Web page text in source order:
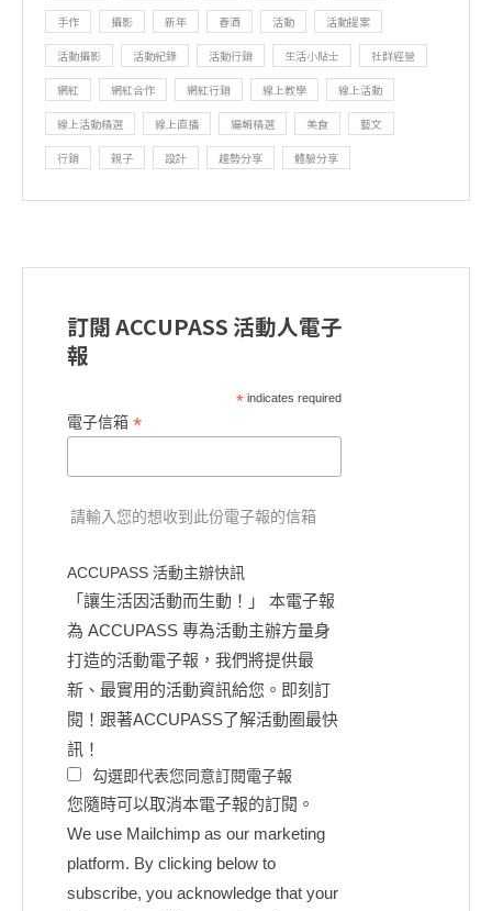
手作 攝影 新年 春酒 活動 活動提案
活動攝影 活動紀錄 活動行銷 生活小貼士 社群經營
網紅 網紅合作 網紅行銷 線上教學 線上活動
線上活動精選 線上直播 編輯精選 美食 藝文
行銷 親子 設計 趨勢分享 體驗分享
訂閱 ACCUPASS 活動人電子
報
*indicates required
電子信箱 *
請輸入您的想收到此份電子報的信箱
ACCUPASS 活動主辦快訊
「讓生活因活動而生動！」 本電子報
為 ACCUPASS 專為活動主辦方量身
打造的活動電子報，我們將提供最
新、最實用的活動資訊給您。即刻訂
閱！跟著ACCUPASS了解活動圈最快
訊！
勾選即代表您同意訂閱電子報
您隨時可以取消本電子報的訂閱。
We use Mailchimp as our marketing
platform. By clicking below to
subscribe, you acknowledge that your